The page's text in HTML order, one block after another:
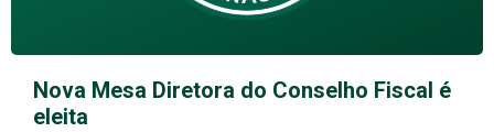
Nova Mesa Diretora do Conselho Fiscal é
eleita